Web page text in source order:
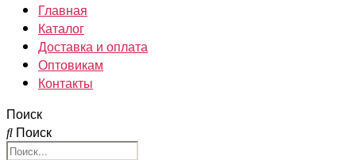
Главная
Каталог
Доставка и оплата
Оптовикам
Контакты
Поиск
Поиск